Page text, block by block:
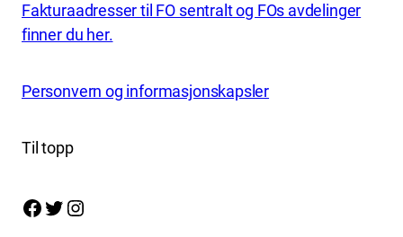
Fakturaadresser til FO sentralt og FOs avdelinger
finner du her.
Personvern og informasjonskapsler
Til topp
Facebook Twitter Instagram